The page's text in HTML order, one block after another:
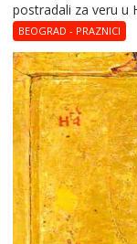
postradali za veru u
BEOGRAD - PRAZNICI